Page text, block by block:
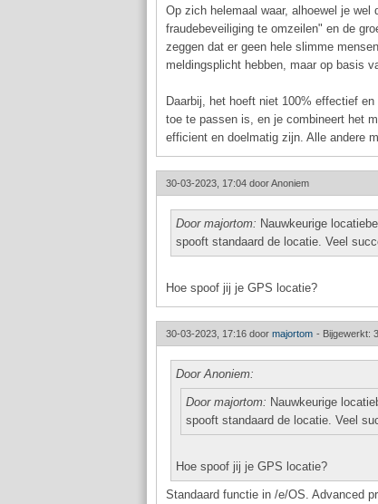
Op zich helemaal waar, alhoewel je
fraudebeveiliging te omzeilen" en de
zeggen dat er geen hele slimme
meldingsplicht hebben, maar op basis
Daarbij, het hoeft niet 100% effectief
toe te passen is, en je combineert het
efficient en doelmatig zijn. Alle andere
30-03-2023, 17:04 doorAnoniem
Door majortom: Nauwkeurige
spooft standaard de locatie. Veel
Hoe spoof jij je GPS locatie?
30-03-2023, 17:16 door majortom - Bijgewerkt:
Door Anoniem:
Door majortom: Nauwkeurige
spooft standaard de locatie. Veel
Hoe spoof jij je GPS locatie?
Standaard functie in /e/OS. Advanced